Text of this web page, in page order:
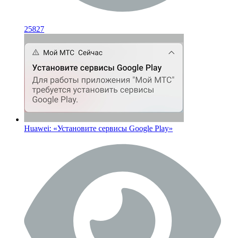
25827
Huawei: «Установите сервисы Google Play»